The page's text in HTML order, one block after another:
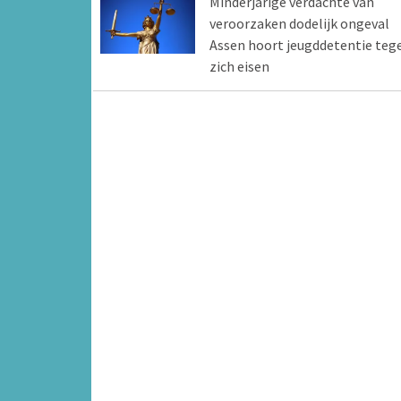
veroorzaken dodelijk ongeval
Assen hoort jeugddetentie
zich eisen